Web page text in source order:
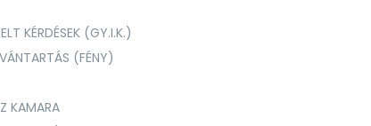
KÉRDÉSEK (GY.I.K.)
(FÉNY)
KAMARA